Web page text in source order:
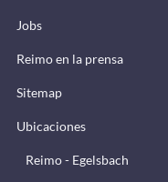
Jobs
Reimo en la prensa
Sitemap
Ubicaciones
Reimo - Egelsbach